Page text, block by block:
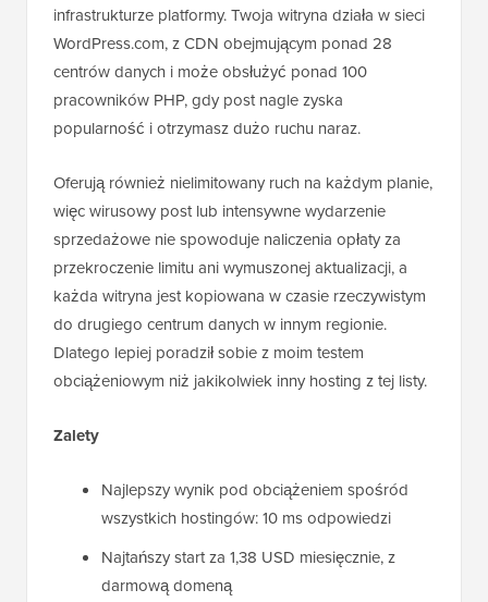
infrastrukturze platformy. Twoja witryna działa w sieci
WordPress.com, z CDN obejmującym ponad 28
centrów danych i może obsłużyć ponad 100
pracowników PHP, gdy post nagle zyska
popularność i otrzymasz dużo ruchu naraz.
Oferują również nielimitowany ruch na każdym planie,
więc wirusowy post lub intensywne wydarzenie
sprzedażowe nie spowoduje naliczenia opłaty za
przekroczenie limitu ani wymuszonej aktualizacji, a
każda witryna jest kopiowana w czasie rzeczywistym
do drugiego centrum danych w innym regionie.
Dlatego lepiej poradził sobie z moim testem
obciążeniowym niż jakikolwiek inny hosting z tej listy.
Zalety
Najlepszy wynik pod obciążeniem spośród
wszystkich hostingów: 10 ms odpowiedzi
Najtańszy start za 1,38 USD miesięcznie, z
darmową domeną